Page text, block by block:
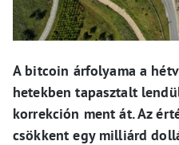
A bitcoin árfolyama a
hetekben tapasztalt
korrekción ment át. Az
csökkent egy milliárd